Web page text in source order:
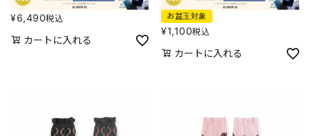
¥6,490税込
カートに入れる
お盆玉対象
¥1,100税込
カートに入れる